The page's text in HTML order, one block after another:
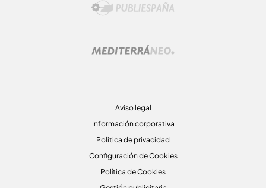
Aviso legal
Información corporativa
Politica de privacidad
Configuración de Cookies
Política de Cookies